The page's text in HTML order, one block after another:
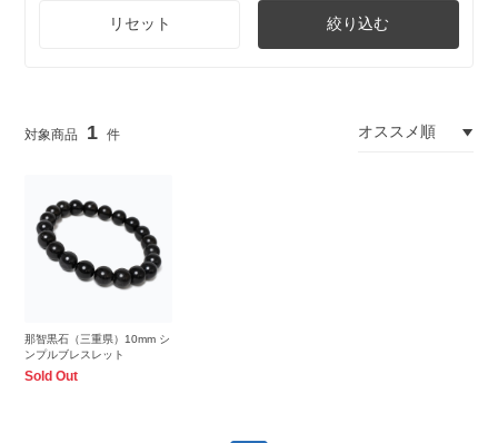
リセット 絞り込む
1
那智黒石（三重県）10mm シ
ンプルブレスレット
Sold Out